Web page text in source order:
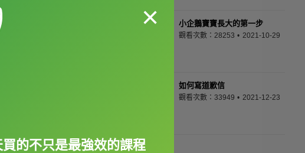
小企鵝寶寶長大的第一步
觀看次數：28253 2021-10-29
如何寫道歉信
觀看次數：33949 2021-12-23
×
的不只是最強效的課程